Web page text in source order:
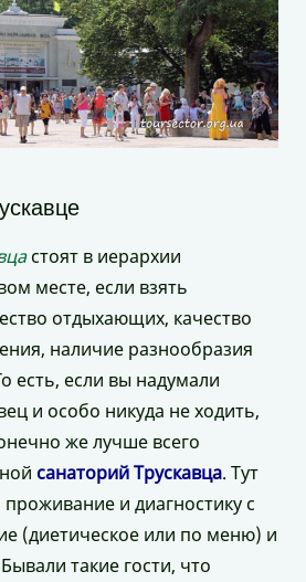
стоят в иерархии
месте, если взять
отдыхающих, качество
наличие разнообразия
есть, если вы надумали
и особо никуда не ходить,
же лучше всего
санаторий Трускавца. Тут
и диагностику с
(диетическое или по меню) и
такие гости, что